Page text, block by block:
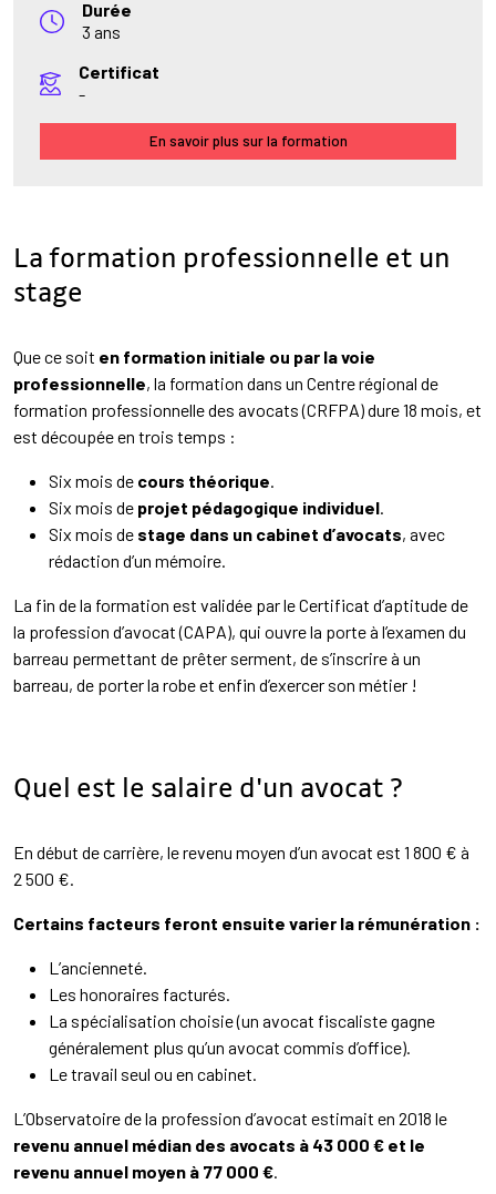
Durée
3 ans
Certificat
-
En savoir plus sur la formation
La formation professionnelle et un
stage
Que ce soit en formation initiale ou par la voie
professionnelle, la formation dans un Centre régional de
formation professionnelle des avocats (CRFPA) dure 18 mois, et
est découpée en trois temps :
Six mois de cours théorique.
Six mois de projet pédagogique individuel.
Six mois de stage dans un cabinet d’avocats, avec
rédaction d’un mémoire.
La fin de la formation est validée par le Certificat d’aptitude de
la profession d’avocat (CAPA), qui ouvre la porte à l’examen du
barreau permettant de prêter serment, de s’inscrire à un
barreau, de porter la robe et enfin d’exercer son métier !
Quel est le salaire d'un avocat ?
En début de carrière, le revenu moyen d’un avocat est 1 800 € à
2 500 €.
Certains facteurs feront ensuite varier la rémunération :
L’ancienneté.
Les honoraires facturés.
La spécialisation choisie (un avocat fiscaliste gagne
généralement plus qu’un avocat commis d’office).
Le travail seul ou en cabinet.
L’Observatoire de la profession d’avocat estimait en 2018 le
revenu annuel médian des avocats à 43 000 € et le
revenu annuel moyen à 77 000 €.